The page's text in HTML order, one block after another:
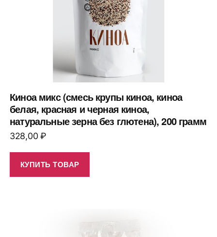
Киноа микс (смесь крупы киноа, киноа
белая, красная и черная киноа,
натуральные зерна без глютена), 200 грамм
328,00₽
КУПИТЬ ТОВАР